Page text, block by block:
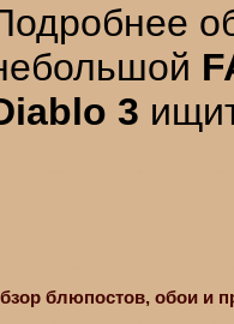
3
блюпостов, обои и